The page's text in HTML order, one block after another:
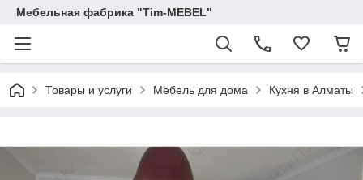
Мебельная фабрика "Tim-MEBEL"
Товары и услуги Мебель для дома Кухня в Алматы